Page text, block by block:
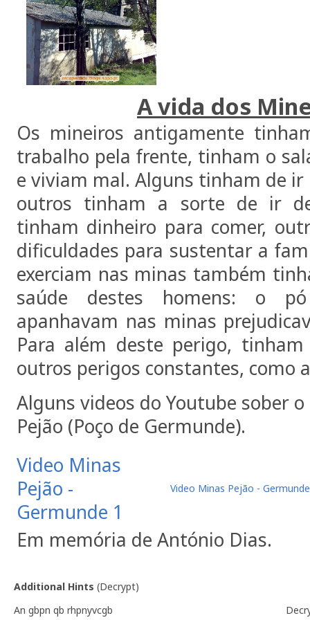
A vida dos
Os mineiros antigamente
trabalho pela frente, tinham o
e viviam mal. Alguns tinham de ir
outros tinham a sorte de ir
tinham dinheiro para comer,
dificuldades para sustentar a
exerciam nas minas também
saúde destes homens: o
apanhavam nas minas
Para além deste perigo,
outros perigos constantes, como
Alguns videos do Youtube sober
Pejão (Poço de Germunde).
Video Minas
Pejão -
Germunde 1
Video Minas Pejão -
Em memória de António Dias.
Additional Hints (Decrypt)
An gbpn qb rhpnyvcgb